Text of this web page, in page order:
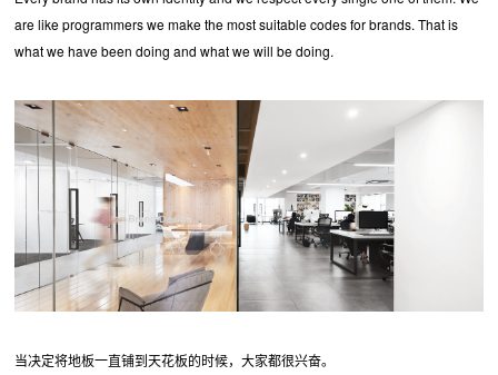
are like programmers we make the most suitable codes for brands. That is
what we have been doing and what we will be doing.
当决定将地板一直铺到天花板的时候，大家都很兴奋。